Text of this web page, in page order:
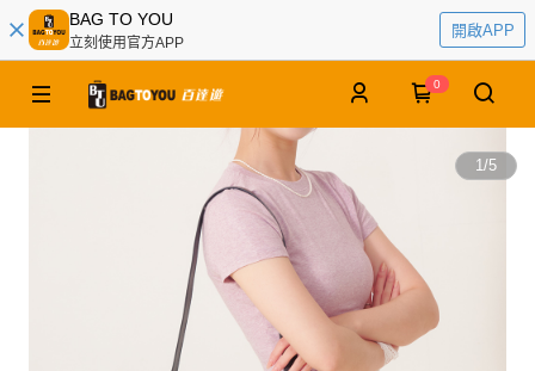
BAG TO YOU
立刻使用官方APP
開啟APP
0
1/5